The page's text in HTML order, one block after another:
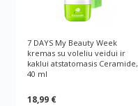
7 DAYS My Beauty Week
kremas su voleliu veidui ir
kaklui atstatomasis Ceramide,
40 ml
18,99 €